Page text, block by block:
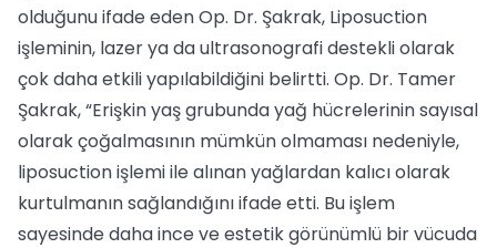
olduğunu ifade eden Op. Dr. Şakrak, Liposuction
işleminin, lazer ya da ultrasonografi destekli olarak
çok daha etkili yapılabildiğini belirtti. Op. Dr. Tamer
Şakrak, “Erişkin yaş grubunda yağ hücrelerinin sayısal
olarak çoğalmasının mümkün olmaması nedeniyle,
liposuction işlemi ile alınan yağlardan kalıcı olarak
kurtulmanın sağlandığını ifade etti. Bu işlem
sayesinde daha ince ve estetik görünümlü bir vücuda